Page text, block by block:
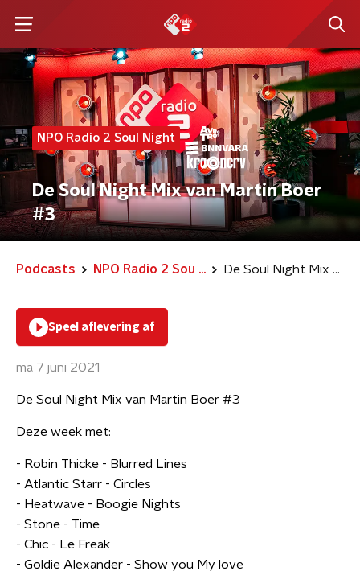
NPO Radio 2 Soul Night
De Soul Night Mix van Martin Boer
#3
Podcasts NPO Radio 2 Sou ... De Soul Night Mix van Martin Boer #3
Speel aflevering af
ma 7 juni 2021
De Soul Night Mix van Martin Boer #3
Deze week met:
- Robin Thicke - Blurred Lines
- Atlantic Starr - Circles
- Heatwave - Boogie Nights
- Stone - Time
- Chic - Le Freak
- Goldie Alexander - Show you My love